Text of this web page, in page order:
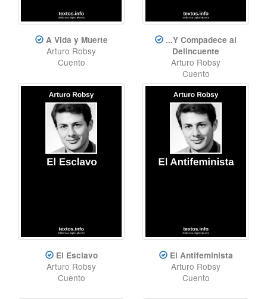
A Vida y Muerte
Arturo Robsy
Cuento
...Y Compadece al
Delincuente
Arturo Robsy
Cuento
El Esclavo
Arturo Robsy
Cuento
El Antifeminista
Arturo Robsy
Cuento